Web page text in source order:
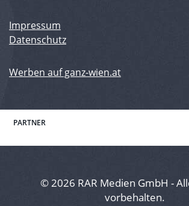
Impressum
Datenschutz
Werben auf ganz-wien.at
PARTNER
© 2026 RAR Medien GmbH -
vorbehalten.